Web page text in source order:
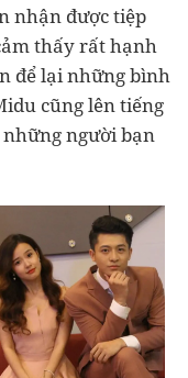
nhận được tiệp
thấy rất hạnh
để lại những bình
cũng lên tiếng
người bạn